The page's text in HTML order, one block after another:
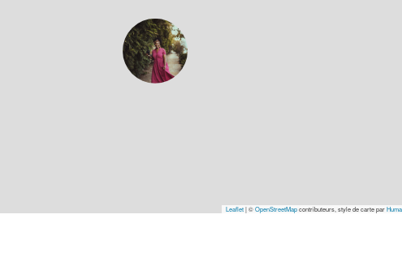
Leaflet|©OpenStreetMapcontributeurs, style de carte par